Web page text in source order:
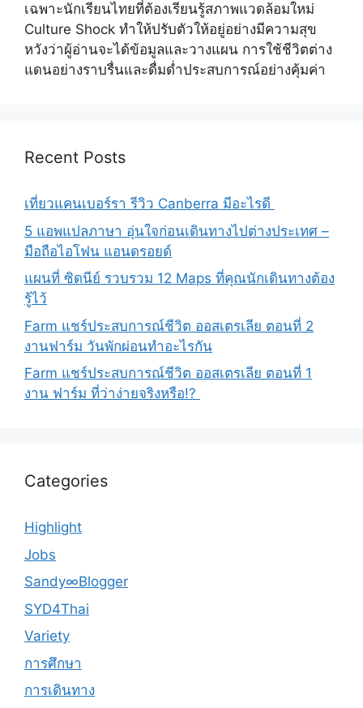
เฉพาะนักเรียนไทยที่ต้องเรียนรู้สภาพแวดล้อมใหม่
Culture Shock ทำให้ปรับตัวให้อยู่อย่างมีความสุข
หวังว่าผู้อ่านจะได้ข้อมูลและวางแผน การใช้ชีวิตต่าง
แดนอย่างราบรื่นและดื่มด่ำประสบการณ์อย่างคุ้มค่า
Recent Posts
เที่ยวแคนเบอร์รา รีวิว Canberra มีอะไรดี
5 แอพแปลภาษา อุ่นใจก่อนเดินทางไปต่างประเทศ –
มือถือไอโฟน แอนดรอยด์
แผนที่ ซิดนีย์ รวบรวม 12 Maps ที่คุณนักเดินทางต้อง
รู้ไว้
Farm แชร์ประสบการณ์ชีวิต ออสเตรเลีย ตอนที่ 2
งานฟาร์ม วันพักผ่อนทำอะไรกัน
Farm แชร์ประสบการณ์ชีวิต ออสเตรเลีย ตอนที่ 1
งาน ฟาร์ม ที่ว่าง่ายจริงหรือ!?
Categories
Highlight
Jobs
Sandy∞Blogger
SYD4Thai
Variety
การศึกษา
การเดินทาง